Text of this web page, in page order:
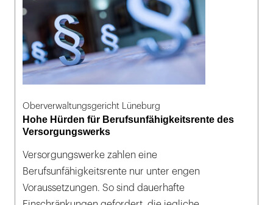
Oberverwaltungsgericht Lüneburg
Hohe Hürden für Berufsunfähigkeitsrente des
Versorgungswerks
Versorgungswerke zahlen eine
Berufsunfähigkeitsrente nur unter engen
Voraussetzungen. So sind dauerhafte